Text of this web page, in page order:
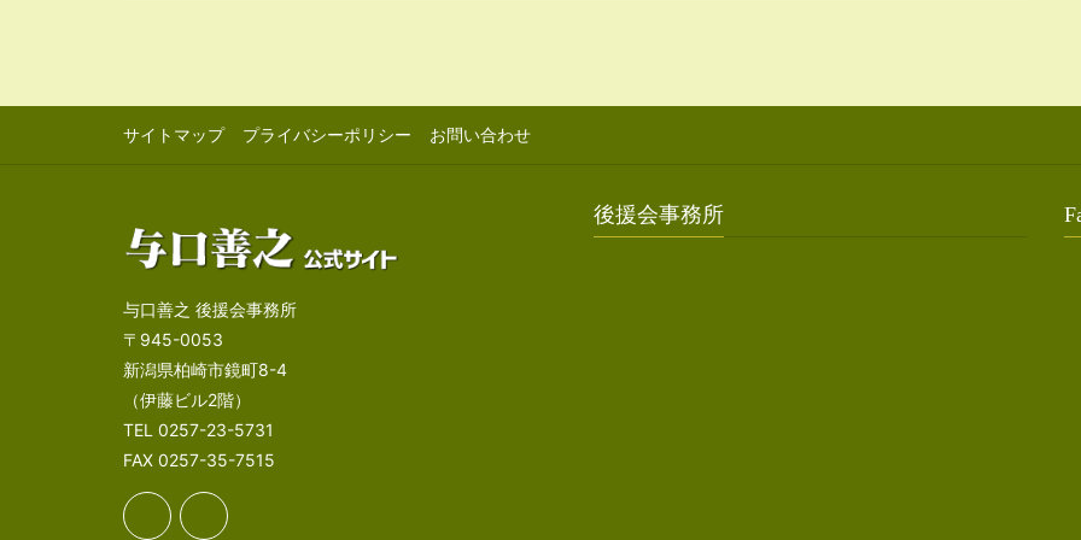
サイトマップ プライバシーポリシー お問い合わせ
与口善之 後援会事務所
〒945-0053
新潟県柏崎市鏡町8-4
（伊藤ビル2階）
TEL 0257-23-5731
FAX 0257-35-7515
後援会事務所